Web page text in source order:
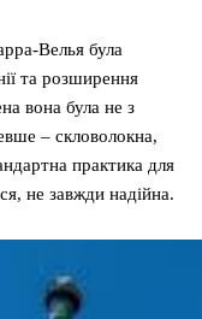
Велья була
та розширення
вона була не з
– скловолокна,
практика для
не завжди надійна.